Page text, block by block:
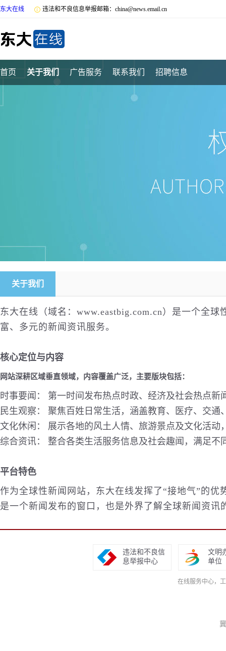
东大在线  违法和不良信息举报邮箱：china@news.email.cn
首页 关于我们 广告服务 联系我们 招聘信息
关于我们
东大在线（域名： www.eastbig.com.cn）是一个全球
富、多元的新闻资讯服务。
核心定位与内容
网站深耕区域垂直领域，内容覆盖广泛，主要版块包括：
时事要闻： 第一时间发布热点时政、经济及社会热点新
民生观察： 聚焦百姓日常生活，涵盖教育、医疗、交
文化休闲： 展示各地的风土人情、旅游景点及文化活动
综合资讯： 整合各类生活服务信息及社会趣闻，满足不
平台特色
作为全球性新闻网站，东大在线发挥了“接地气”的
是一个新闻发布的窗口，也是外界了解全球新闻资讯
违法和不良信
息举报中心
文明
单位
在线服务中心，